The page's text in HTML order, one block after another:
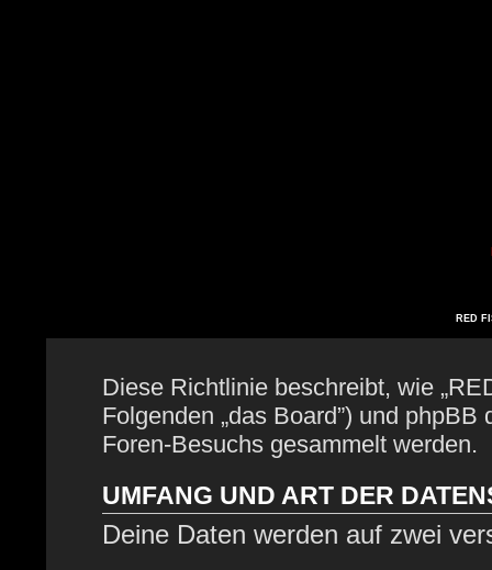
RED
Diese Richtlinie beschreibt, wie
Folgenden „das Board”) und
Foren-Besuchs gesammelt werden.
UMFANG UND ART DER
Deine Daten werden auf zwei